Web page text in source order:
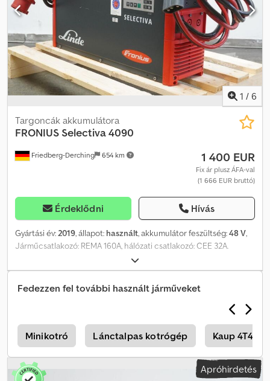
1 / 6
Friedberg-Derching 654 km
Targoncák akkumulátora
FRONIUS Selectiva 4090
1 400 EUR
Fix ár plusz ÁFA-val
(1 666 EUR bruttó)
Érdeklődni Hívás
Gyártási év:2019, állapot: használt, akkumulátor feszültség:48 V,
Járműcsatlakozó: REMA 160A, hálózati csatlakozó: CEE 32A.
Használt Fronius Selectiva 4090 akkumulátortöltő 48V/90A,
beleértve a kábeleket és REMA 160A csatlakozókat, valamint CEE
32A hálózati csatlakozót. Djdpoztgrkofx Al Njkr
Fedezzen fel további használt járműveket
Minikotró Lánctalpas kotrógép Kaup 4T410Z
Apróhirdetés